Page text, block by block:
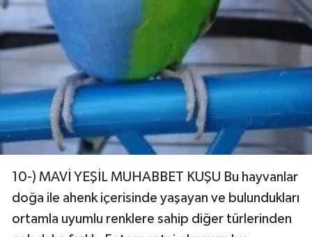
10-) MAVİ YEŞİL MUHABBET KUŞU Bu hayvanlar
doğa ile ahenk içerisinde yaşayan ve bulundukları
ortamla uyumlu renklere sahip diğer türlerinden